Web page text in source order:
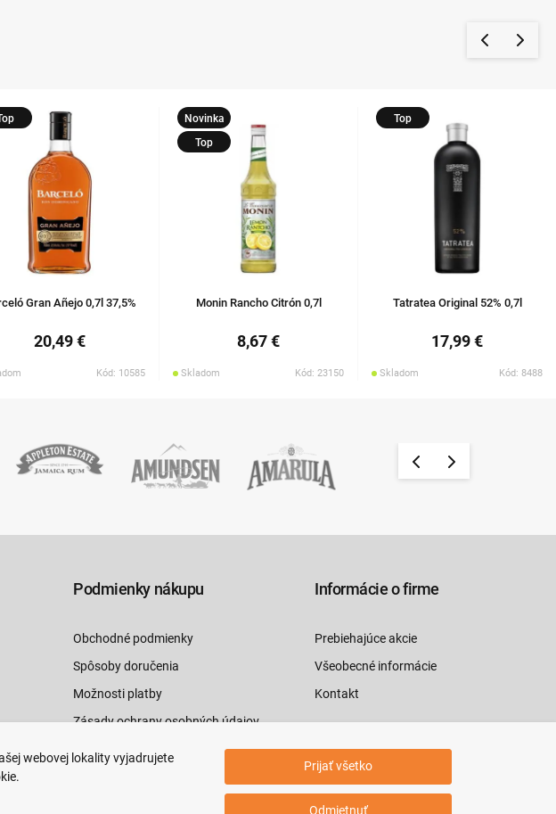
Gran Añejo 0,7l 37,5%
20,49 €
Kód: 10585
Novinka
Top
Monin Rancho Citrón 0,7l
8,67 €
Skladom Kód: 23150
Top
Tatratea Original 52% 0,7l
17,99 €
Skladom Kód: 8488
Podmienky nákupu
Obchodné podmienky
Spôsoby doručenia
Možnosti platby
Zásady ochrany osobných údajov
Informácie o firme
Prebiehajúce akcie
Všeobecné informácie
Kontakt
webovej lokality vyjadrujete
Prijať všetko
Odmietnuť